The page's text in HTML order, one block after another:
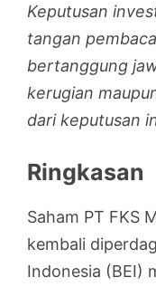
Keputusan
tangan
bertanggung
kerugian
dari keputusan
Ringkasan
Saham PT FKS
kembali
Indonesia (BEI)